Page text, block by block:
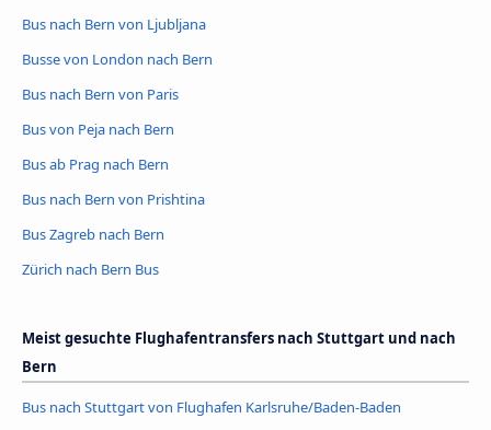
Bus nach Bern von Ljubljana
Busse von London nach Bern
Bus nach Bern von Paris
Bus von Peja nach Bern
Bus ab Prag nach Bern
Bus nach Bern von Prishtina
Bus Zagreb nach Bern
Zürich nach Bern Bus
Meist gesuchte Flughafentransfers nach Stuttgart und nach
Bern
Bus nach Stuttgart von Flughafen Karlsruhe/Baden-Baden